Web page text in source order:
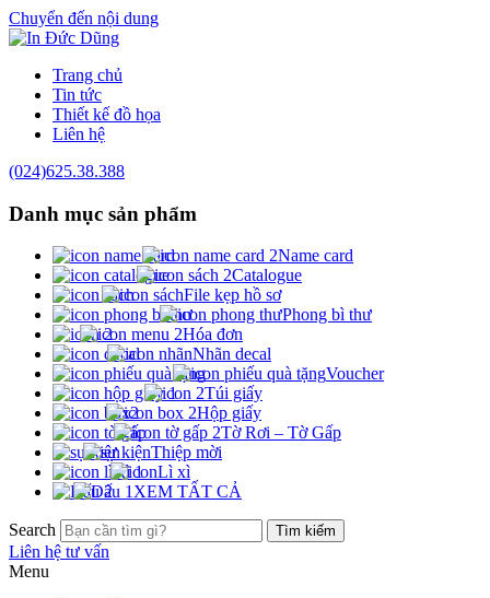
Chuyển đến nội dung
Trang chủ
Tin tức
Thiết kế đồ họa
Liên hệ
(024)625.38.388
Danh mục sản phẩm
Name card
Catalogue
File kẹp hồ sơ
Phong bì thư
Hóa đơn
Nhãn decal
Voucher
Túi giấy
Hộp giấy
Tờ Rơi – Tờ Gấp
Thiệp mời
Lì xì
XEM TẤT CẢ
Search
Liên hệ tư vấn
Menu